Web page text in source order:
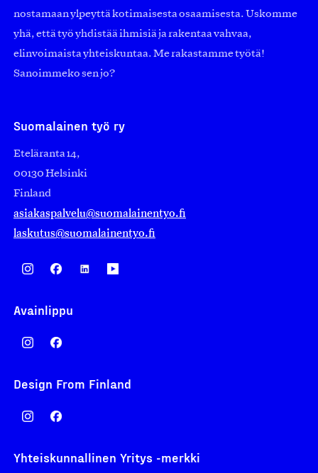
nostamaan ylpeyttä kotimaisesta osaamisesta. Uskomme
yhä, että työ yhdistää ihmisiä ja rakentaa vahvaa,
elinvoimaista yhteiskuntaa. Me rakastamme työtä!
Sanoimmeko sen jo?
Suomalainen työ ry
Eteläranta 14,
00130 Helsinki
Finland
asiakaspalvelu@suomalainentyo.fi
laskutus@suomalainentyo.fi
Avainlippu
Design From Finland
Yhteiskunnallinen Yritys -merkki